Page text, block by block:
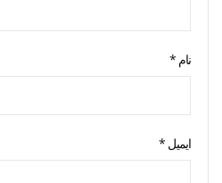
نام *
ایمیل *